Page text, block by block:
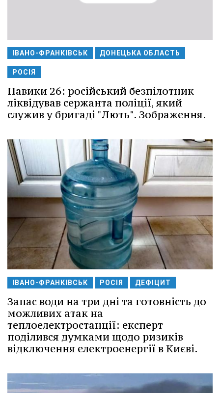
ІВАНО-ФРАНКІВСЬК ДОНЕЦЬКА ОБЛАСТЬ
РОСІЯ
Навики 26: російський безпілотник
ліквідував сержанта поліції, який
служив у бригаді "Лють". Зображення.
ІВАНО-ФРАНКІВСЬК РОСІЯ ДЕФІЦИТ
Запас води на три дні та готовність до
можливих атак на
теплоелектростанції: експерт
поділився думками щодо ризиків
відключення електроенергії в Києві.